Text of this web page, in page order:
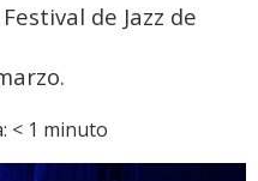
de Jazz de
< 1 minuto